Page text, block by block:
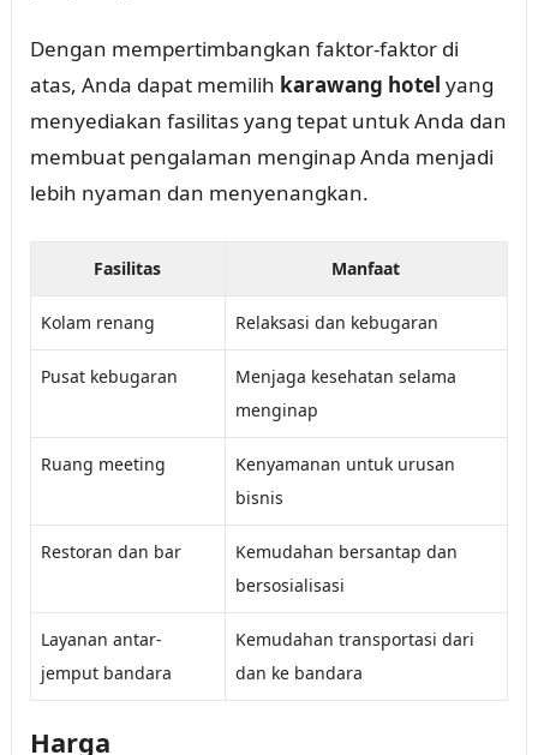
Dengan mempertimbangkan faktor-faktor di
atas, Anda dapat memilih karawang hotel yang
menyediakan fasilitas yang tepat untuk Anda dan
membuat pengalaman menginap Anda menjadi
lebih nyaman dan menyenangkan.
Fasilitas Manfaat
Kolam renang Relaksasi dan kebugaran
Pusat kebugaran
Menjaga kesehatan selama
menginap
Ruang meeting
Kenyamanan untuk urusan
bisnis
Restoran dan bar
Kemudahan bersantap dan
bersosialisasi
Layanan antar-
jemput bandara
Kemudahan transportasi dari
dan ke bandara
Harga